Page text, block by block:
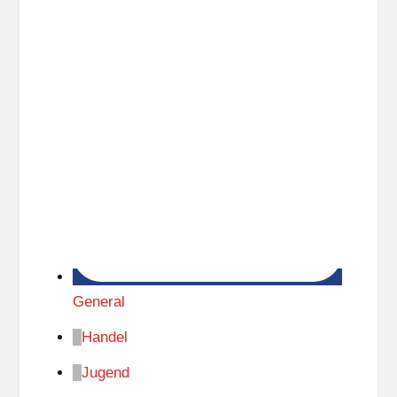
General
Handel
Jugend